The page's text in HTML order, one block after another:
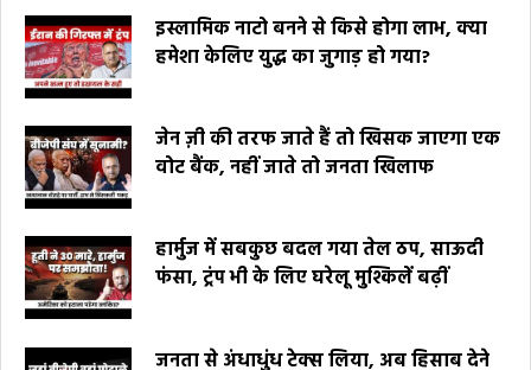
इस्लामिक नाटो बनने से किसे होगा लाभ, क्या
हमेशा केलिए युद्ध का जुगाड़ हो गया?
जेन ज़ी की तरफ जाते हैं तो खिसक जाएगा एक
वोट बैंक, नहीं जाते तो जनता खिलाफ
हार्मुज में सबकुछ बदल गया तेल ठप, साऊदी
फंसा, ट्रंप भी के लिए घरेलू मुश्किलें बढ़ीं
जनता से अंधाधुंध टेक्स लिया, अब हिसाब देने